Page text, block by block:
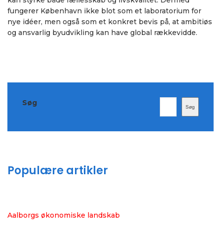
fungerer København ikke blot som et laboratorium for
nye idéer, men også som et konkret bevis på, at ambitiøs
og ansvarlig byudvikling kan have global rækkevidde.
Søg Søg
Populære artikler
Aalborgs økonomiske landskab